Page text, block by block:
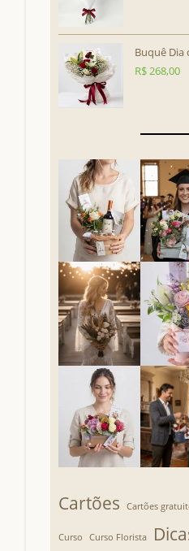
Buquê Dia
R$268,00
Cartões Cartões
Curso Curso Florista